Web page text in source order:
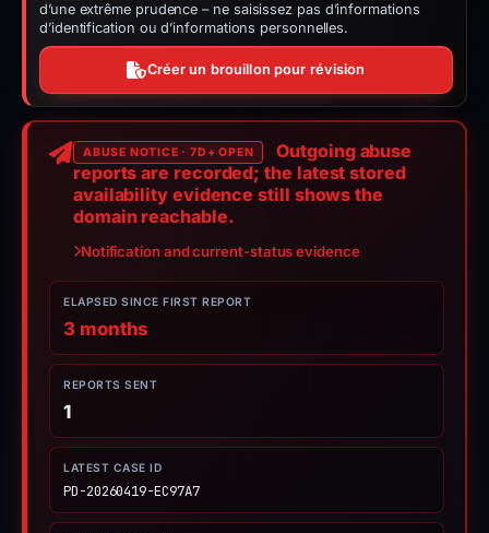
d’une extrême prudence – ne saisissez pas d’informations
d’identification ou d’informations personnelles.
Créer un brouillon pour révision
ABUSE NOTICE · 7D+ OPEN
Outgoing abuse
reports are recorded; the latest stored
availability evidence still shows the
domain reachable.
Notification and current-status evidence
ELAPSED SINCE FIRST REPORT
3 months
REPORTS SENT
1
LATEST CASE ID
PD-20260419-EC97A7